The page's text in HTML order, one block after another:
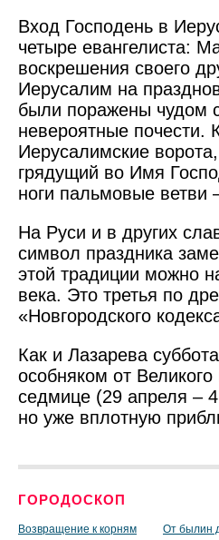
Вход Господень в
четыре евангелиста:
воскрешения своего
Иерусалим на
были поражены чудом
невероятные почести.
Иерусалимские
грядущий во Имя
ноги пальмовые ветви
На Руси и в других
символ праздника
этой традиции можно
века. Это третья по
«Новгородского
Как и Лазарева
особняком от
седмице (29 апреля –
но уже вплотную
ГОРОДОСКОП
Возвращение к корням От былин